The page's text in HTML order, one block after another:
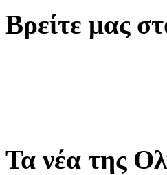
Βρείτε μας
Τα νέα της